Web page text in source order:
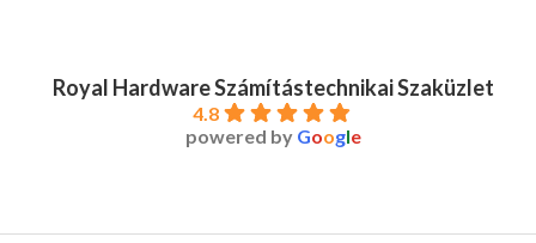
Royal Hardware Számítástechnikai Szaküzlet
4.8
powered by Google